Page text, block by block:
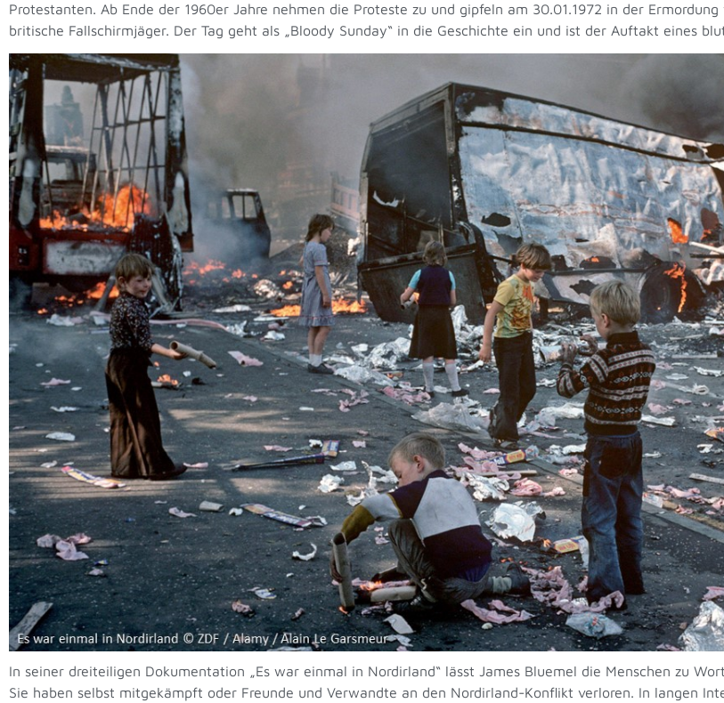
Protestanten. Ab Ende der 1960er Jahre nehmen die Proteste zu und gipfeln am 30.01.1972 in der
britische Fallschirmjäger. Der Tag geht als „Bloody Sunday“ in die Geschichte ein und ist der Auftakt eines
In seiner dreiteiligen Dokumentation „Es war einmal in Nordirland“ lässt James Bluemel die Menschen zu
Sie haben selbst mitgekämpft oder Freunde und Verwandte an den Nordirland-Konflikt verloren. In langen